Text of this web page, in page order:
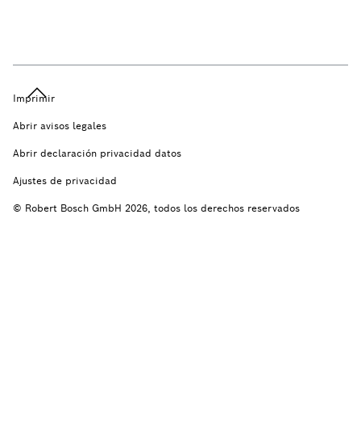
Imprimir
Abrir avisos legales
Abrir declaración privacidad datos
Ajustes de privacidad
© Robert Bosch GmbH 2026, todos los derechos reservados